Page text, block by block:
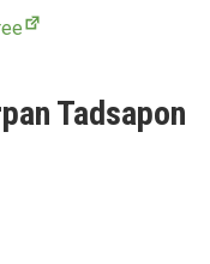
Tadsapon